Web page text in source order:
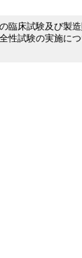
の臨床試験及び製
性試験の実施に